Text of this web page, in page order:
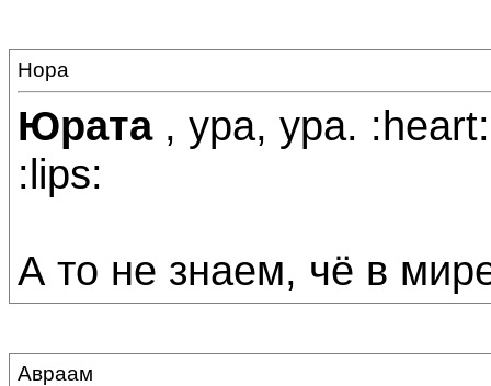
Нора
Юрата, ура, ура. :heart:
:lips:
А то не знаем, чё в
Авраам